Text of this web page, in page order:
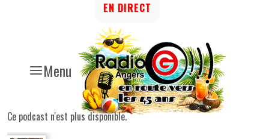
Menu
EN DIRECT
Ce podcast n'est plus disponible.